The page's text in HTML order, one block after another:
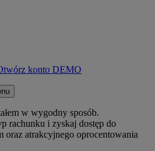
konto DEMO
w wygodny sposób.
rachunku i zyskaj dostęp do
oraz atrakcyjnego oprocentowania